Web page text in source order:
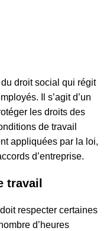
droit social qui régit
Il s’agit d’un
les droits des
de travail
appliquées par la loi,
d’entreprise.
travail
respecter certaines
d’heures